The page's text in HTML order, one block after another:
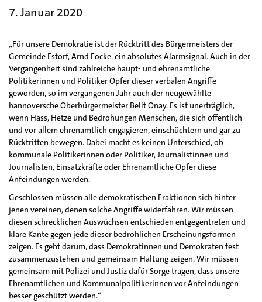
7. Januar 2020
„Für unsere Demokratie ist der Rücktritt des Bürgermeisters der
Gemeinde Estorf, Arnd Focke, ein absolutes Alarmsignal. Auch in der
Vergangenheit sind zahlreiche haupt- und ehrenamtliche
Politikerinnen und Politiker Opfer dieser verbalen Angriffe
geworden, so im vergangenen Jahr auch der neugewählte
hannoversche Oberbürgermeister Belit Onay. Es ist unerträglich,
wenn Hass, Hetze und Bedrohungen Menschen, die sich öffentlich
und vor allem ehrenamtlich engagieren, einschüchtern und gar zu
Rücktritten bewegen. Dabei macht es keinen Unterschied, ob
kommunale Politikerinnen oder Politiker, Journalistinnen und
Journalisten, Einsatzkräfte oder Ehrenamtliche Opfer diese
Anfeindungen werden.
Geschlossen müssen alle demokratischen Fraktionen sich hinter
jenen vereinen, denen solche Angriffe widerfahren. Wir müssen
diesen schrecklichen Auswüchsen entschieden entgegentreten und
klare Kante gegen jede dieser bedrohlichen Erscheinungsformen
zeigen. Es geht darum, dass Demokratinnen und Demokraten fest
zusammenzustehen und gemeinsam Haltung zeigen. Wir müssen
gemeinsam mit Polizei und Justiz dafür Sorge tragen, dass unsere
Ehrenamtlichen und Kommunalpolitikerinnen vor Anfeindungen
besser geschützt werden.“